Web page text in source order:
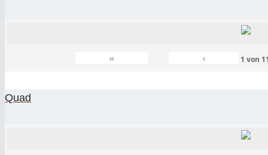
« ‹ 1 von
Quad